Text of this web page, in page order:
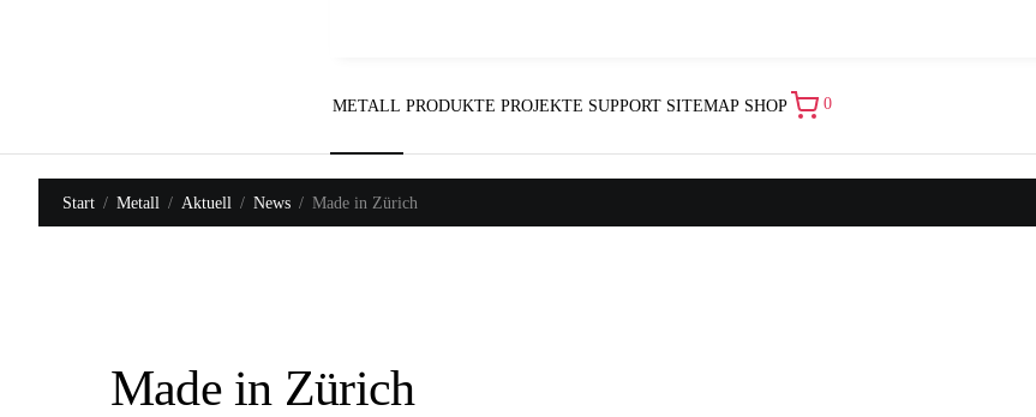
METALL PRODUKTE PROJEKTE SUPPORT SITEMAP SHOP 0
Start Metall Aktuell News Made in Zürich
Made in Zürich